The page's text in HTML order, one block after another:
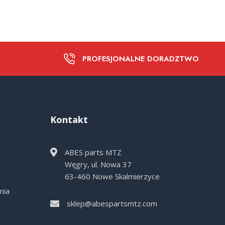
PROFESJONALNE DORADZTWO
Kontakt
ABES parts MTZ
Węgry, ul. Nowa 37
63-460 Nowe Skalmierzyce
sklep@abespartsmtz.com